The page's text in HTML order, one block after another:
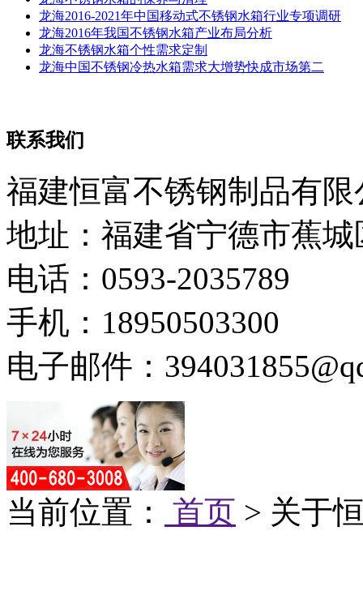
龙海2016-2021年中国移动式不锈钢水箱行业专项调研
龙海2016年我国不锈钢水箱产业布局分析
龙海不锈钢水箱个性需求定制
龙海中国不锈钢冷热水箱需求大增势快成市场第二
联系我们
福建恒富不锈钢制品有限
地址：福建省宁德市蕉城
电话：0593-2035789
手机：18950503300
电子邮件：
当前位置： 首页 > 关于